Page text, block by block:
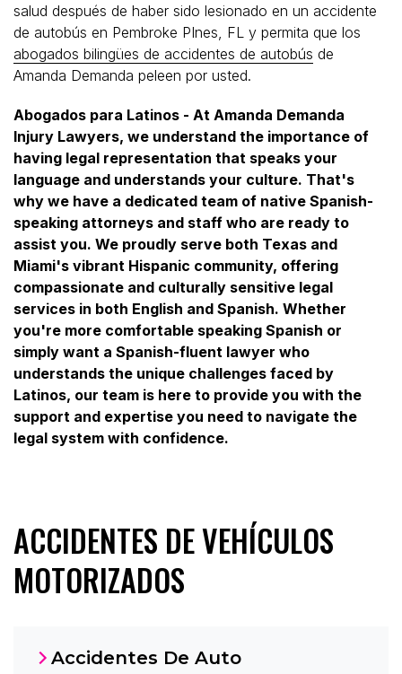
salud después de haber sido lesionado en un accidente
de autobús en Pembroke PInes, FL y permita que los
abogados bilingües de accidentes de autobús de
Amanda Demanda peleen por usted.
Abogados para Latinos - At Amanda Demanda
Injury Lawyers, we understand the importance of
having legal representation that speaks your
language and understands your culture. That's
why we have a dedicated team of native Spanish-
speaking attorneys and staff who are ready to
assist you. We proudly serve both Texas and
Miami's vibrant Hispanic community, offering
compassionate and culturally sensitive legal
services in both English and Spanish. Whether
you're more comfortable speaking Spanish or
simply want a Spanish-fluent lawyer who
understands the unique challenges faced by
Latinos, our team is here to provide you with the
support and expertise you need to navigate the
legal system with confidence.
ACCIDENTES DE VEHÍCULOS
MOTORIZADOS
Accidentes De Auto